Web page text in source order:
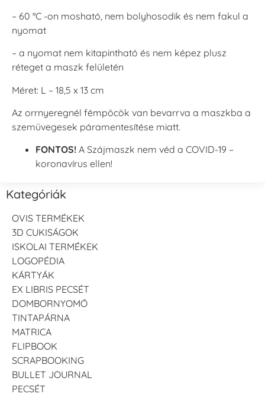
– 60 °C -on mosható, nem bolyhosodik és nem fakul a
nyomat
– a nyomat nem kitapintható és nem képez plusz
réteget a maszk felületén
Méret: L – 18,5 x 13 cm
Az orrnyeregnél fémpöcök van bevarrva a maszkba a
szemüvegesek páramentesítése miatt.
FONTOS! A Szájmaszk nem véd a COVID-19 –
koronavírus ellen!
Kategóriák
OVIS TERMÉKEK
3D CUKISÁGOK
ISKOLAI TERMÉKEK
LOGOPÉDIA
KÁRTYÁK
EX LIBRIS PECSÉT
DOMBORNYOMÓ
TINTAPÁRNA
MATRICA
FLIPBOOK
SCRAPBOOKING
BULLET JOURNAL
PECSÉT